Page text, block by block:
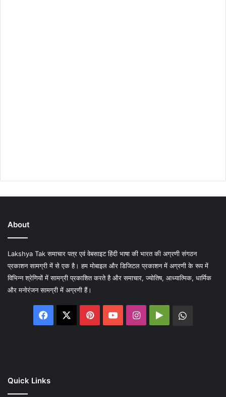
About
Lakshya Tak समाचार पत्र एवं वेबसाइट हिंदी भाषा की भारत की अग्रणी संगठन
प्रकाशन सामग्री में से एक है। हम मोबाइल और डिजिटल प्रकाशन में अग्रणी के रूप में
विभिन्न श्रेणियों में सामग्री प्रकाशित करते है और समाचार, ज्योतिष, आध्यात्मिक, धार्मिक
और मनोरंजन सामग्री में अग्रणी हैं।
Facebook PinterestYouTubeInstagram
Google
Quick Links